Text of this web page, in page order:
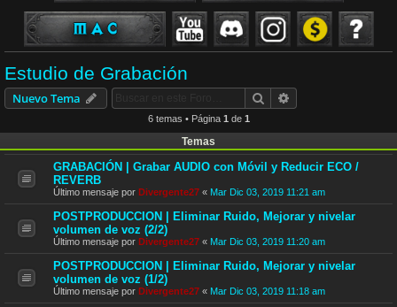
Estudio de Grabación
Nuevo Tema Buscar
6 temas • Página 1 de 1
Temas
GRABACIÓN | Grabar AUDIO con Móvil y Reducir ECO /
REVERB
Último mensaje por Divergente27 « Mar Dic 03, 2019 11:21 am
POSTPRODUCCION | Eliminar Ruido, Mejorar y nivelar
volumen de voz (2/2)
Último mensaje por Divergente27 « Mar Dic 03, 2019 11:20 am
POSTPRODUCCION | Eliminar Ruido, Mejorar y nivelar
volumen de voz (1/2)
Último mensaje por Divergente27 « Mar Dic 03, 2019 11:18 am